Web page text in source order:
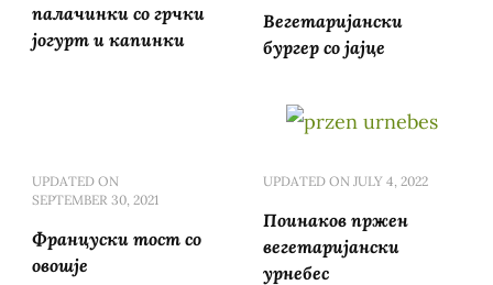
палачинки со грчки
јогурт и капинки
Вегетаријански
бургер со јајце
UPDATED ON
SEPTEMBER 30, 2021
Француски тост со
овошје
UPDATED ON JULY 4, 2022
Поинаков пржен
вегетаријански
урнебес